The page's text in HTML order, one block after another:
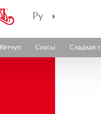
Ру
Кетчуп Соусы Сладкая